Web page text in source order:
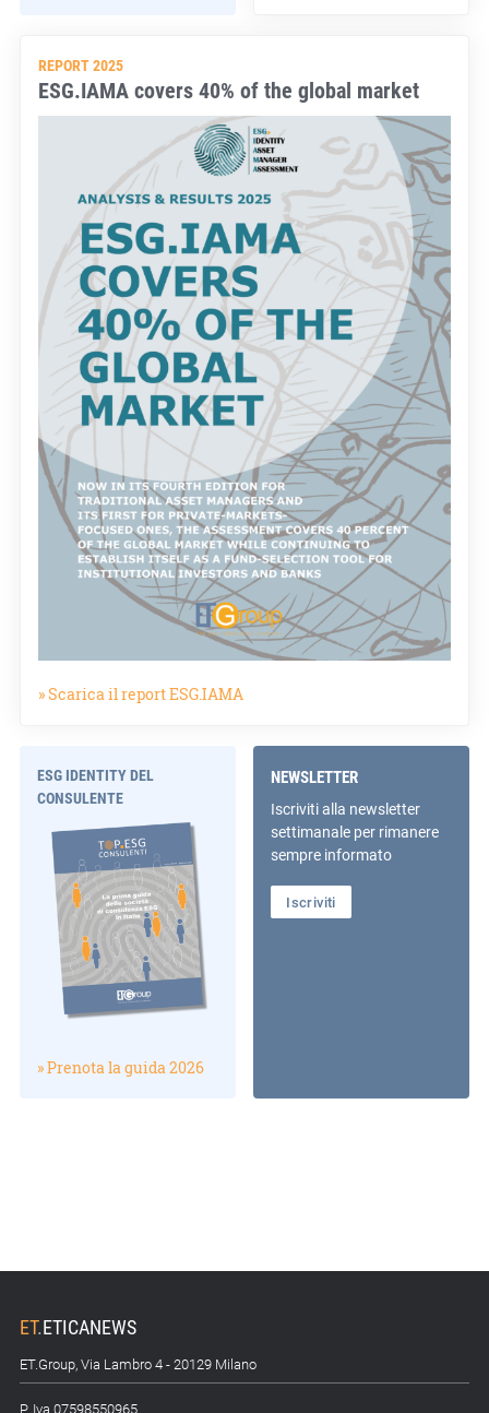
REPORT 2025
ESG.IAMA covers 40% of the global market
» Scarica il report ESG.IAMA
ESG IDENTITY DEL
CONSULENTE
» Prenota la guida 2026
NEWSLETTER
Iscriviti alla newsletter
settimanale per rimanere
sempre informato
Iscriviti
ET.ETICANEWS
ET.Group, Via Lambro 4 - 20129 Milano
P. Iva 07598550965